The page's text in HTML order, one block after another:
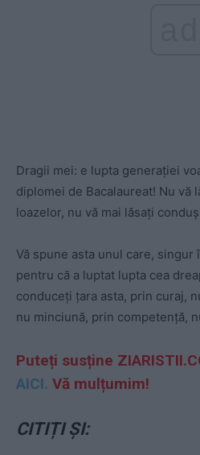
Dragii mei: e lupta generației
diplomei de Bacalaureat! Nu vă
loazelor, nu vă mai lăsați
Vă spune asta unul care, singur
pentru că a luptat lupta cea
conduceți țara asta, prin curaj,
nu minciună, prin competență,
Puteți susține
AICI. Vă mulțumim!
CITIȚI ȘI: